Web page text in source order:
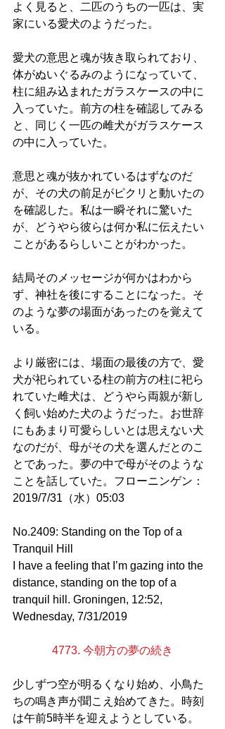
よく見ると、二匹のうちの一匹は、実
家にいる愛犬のようだった。
愛犬の意思と魂が抜き取られており、
体がぬいぐるみのようになっていて、
柱に組み込まれたガラスケースの中に
入っていた。前方の柱を確認してみる
と、同じく一匹の雌犬がガラスケース
の中に入っていた。
意思と魂が抜かれているはずなのだ
が、その犬の前足がピクリと動いたの
を確認した。私は一瞬それに驚いた
が、どうやら彼らは何か私に伝えたい
ことがあるらしいことがわかった。
結局そのメッセージが何かはわから
ず、神社を後にすることになった。そ
のような夢の場面があったのを覚えて
いる。
より厳密には、場面の最後の方で、愛
犬が祀られている柱の前方の柱に祀ら
れていた雌犬は、どうやら両親が新し
く飼い始めた犬のようだった。お世辞
にもあまり可愛らしいとは思えない犬
なのだが、母がその犬を選んだとのこ
とであった。夢の中で母がそのような
ことを話していた。フローニンゲン：
2019/7/31（水）05:03
No.2409: Standing on the Top of a
Tranquil Hill
I have a feeling that I’m gazing into the
distance, standing on the top of a
tranquil hill. Groningen, 12:52,
Wednesday, 7/31/2019
4773. 今朝方の夢の続き
少しずつ空が明るくなり始め、小鳥た
ちの鳴き声が聞こえ始めてきた。時刻
は午前5時半を迎えようとしている。